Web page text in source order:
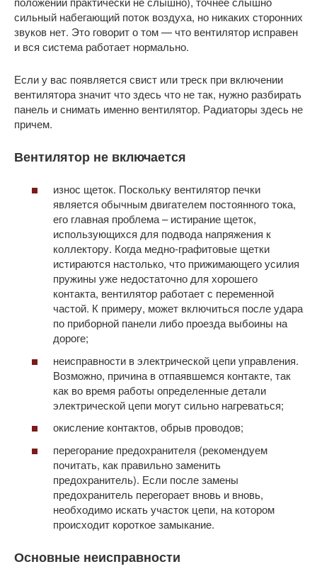
сильный набегающий поток воздуха, но никаких сторонних
звуков нет. Это говорит о том — что вентилятор исправен
и вся система работает нормально.
Если у вас появляется свист или треск при включении
вентилятора значит что здесь что не так, нужно разбирать
панель и снимать именно вентилятор. Радиаторы здесь не
причем.
Вентилятор не включается
износ щеток. Поскольку вентилятор печки
является обычным двигателем постоянного тока,
его главная проблема – истирание щеток,
использующихся для подвода напряжения к
коллектору. Когда медно-графитовые щетки
истираются настолько, что прижимающего усилия
пружины уже недостаточно для хорошего
контакта, вентилятор работает с переменной
частой. К примеру, может включиться после удара
по приборной панели либо проезда выбоины на
дороге;
неисправности в электрической цепи управления.
Возможно, причина в отпаявшемся контакте, так
как во время работы определенные детали
электрической цепи могут сильно нагреваться;
окисление контактов, обрыв проводов;
перегорание предохранителя (рекомендуем
почитать, как правильно заменить
предохранитель). Если после замены
предохранитель перегорает вновь и вновь,
необходимо искать участок цепи, на котором
происходит короткое замыкание.
Основные неисправности